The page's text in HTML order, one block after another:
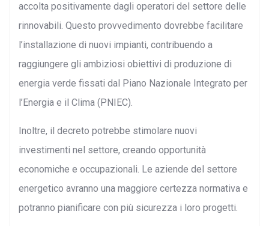
accolta positivamente dagli operatori del settore delle
rinnovabili. Questo provvedimento dovrebbe facilitare
l’installazione di nuovi impianti, contribuendo a
raggiungere gli ambiziosi obiettivi di produzione di
energia verde fissati dal Piano Nazionale Integrato per
l’Energia e il Clima (PNIEC).
Inoltre, il decreto potrebbe stimolare nuovi
investimenti nel settore, creando opportunità
economiche e occupazionali. Le aziende del settore
energetico avranno una maggiore certezza normativa e
potranno pianificare con più sicurezza i loro progetti.